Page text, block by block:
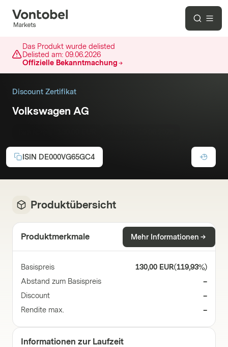
Das Produkt wurde delisted
Delisted am: 09.06.2026
Offizielle Bekanntmachung
Discount Zertifikat
Volkswagen AG
ISIN DE000VG65GC4
Produktübersicht
Produktmerkmale Mehr Informationen
Basispreis 130,00 EUR(119,93%)
Abstand zum Basispreis
–
Discount
–
Rendite max.
–
Informationen zur Laufzeit